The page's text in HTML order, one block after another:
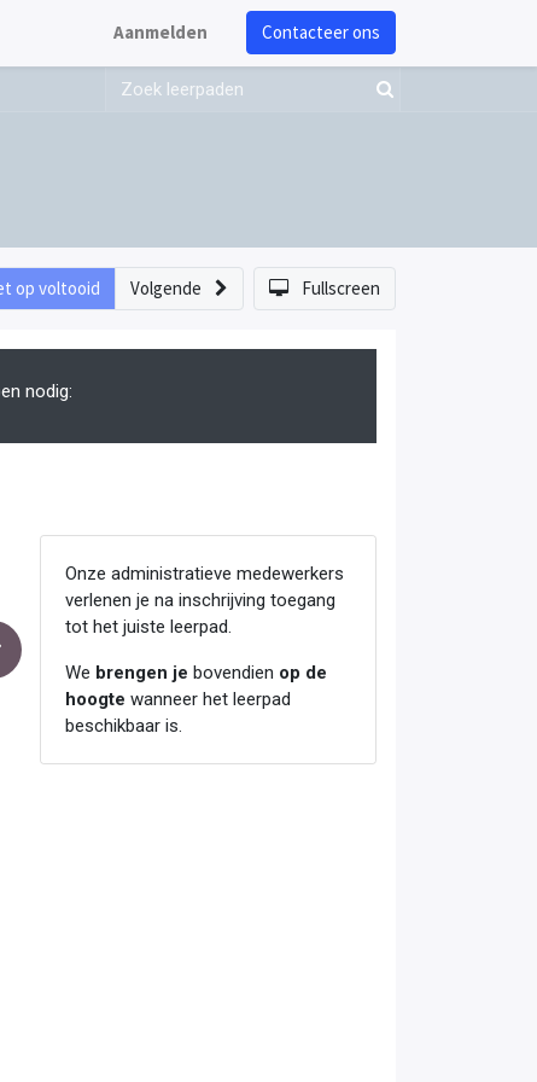
Aanmelden Contacteer ons
op voltooid Volgende Fullscreen
nodig:
Onze administratieve medewerkers
verlenen je na inschrijving toegang
tot het juiste leerpad.
We brengen je bovendien op de
hoogte wanneer het leerpad
beschikbaar is.